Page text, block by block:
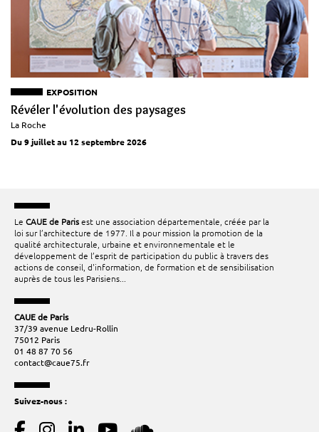
EXPOSITION
Révéler l'évolution des paysages
La Roche
Du 9 juillet au 12 septembre 2026
Le CAUE de Parisest une association départementale, créée par la
loi sur l’architecture de 1977. Il a pour mission la promotion de la
qualité architecturale, urbaine et environnementale et le
développement de l’esprit de participation du public à travers des
actions de conseil, d'information, de formation et de sensibilisation
auprès de tous les Parisiens...
CAUE de Paris
37/39 avenue Ledru-Rollin
75012 Paris
01 48 87 70 56
contact@caue75.fr
Suivez-nous :